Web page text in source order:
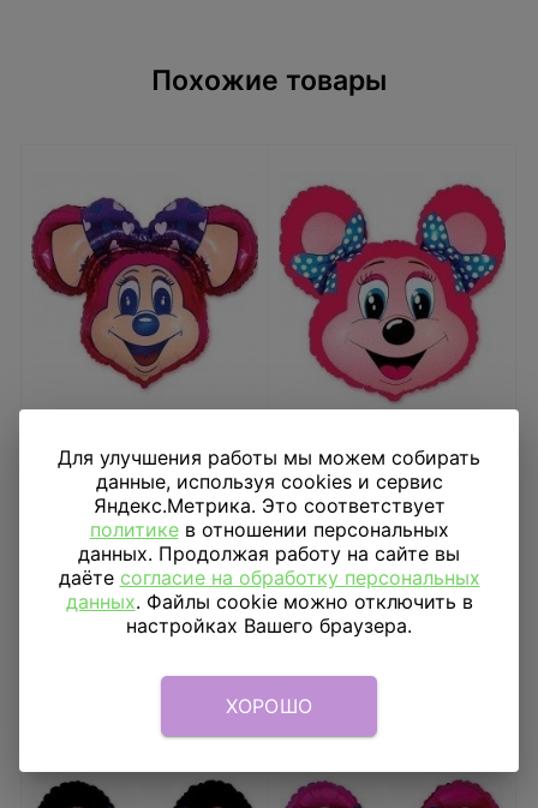
Похожие товары
Шар фигура Лолли
супер малиновая
956₽
В КОРЗИНУ
Шар фигура Лолли
Маус красная
819₽
В КОРЗИНУ
Для улучшения работы мы можем собирать
данные, используя cookies и сервис
Яндекс.Метрика. Это соответствует
политикев отношении персональных
данных. Продолжая работу на сайте вы
даёте согласие на обработку персональных
данных. Файлы cookie можно отключить в
настройках Вашего браузера.
ХОРОШО